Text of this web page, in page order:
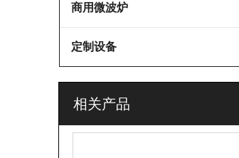
商用微波炉
定制设备
相关产品
EC 系列 经典经济型 快速微波热风烤箱